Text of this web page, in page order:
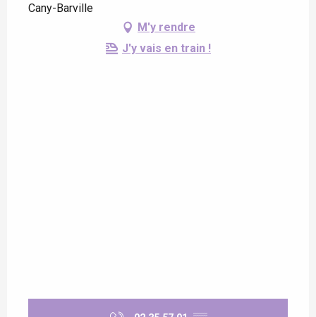
Cany-Barville
M'y rendre
J'y vais en train !